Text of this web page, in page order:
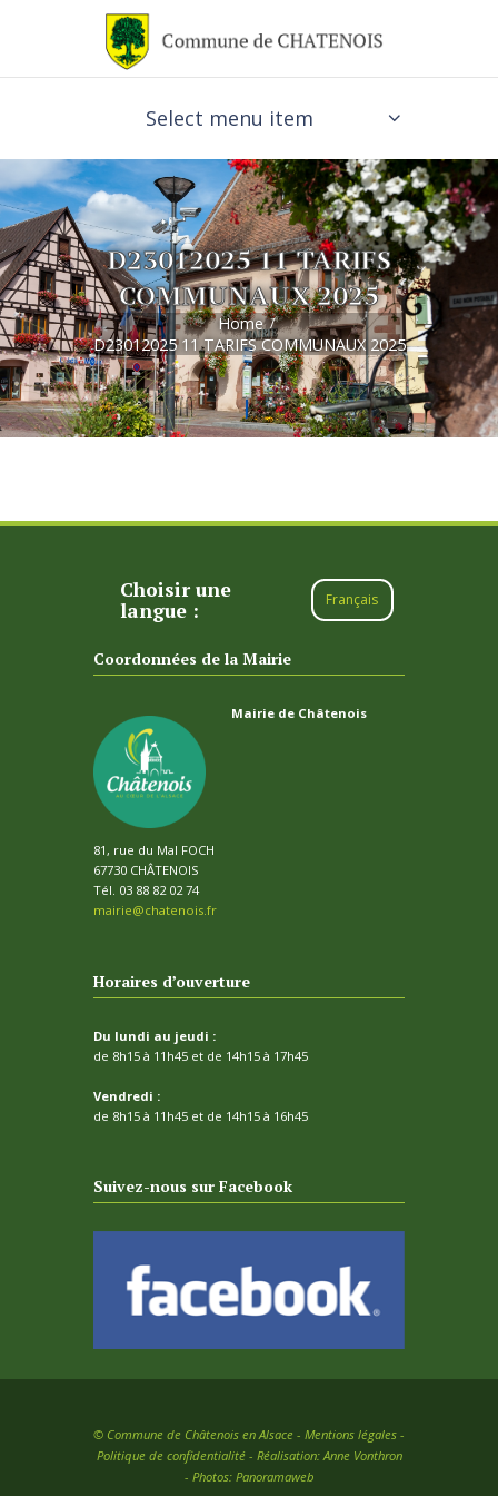
Select menu item
D23012025 11 TARIFS
COMMUNAUX 2025
Home
D23012025 11 TARIFS COMMUNAUX 2025
Choisir une
langue :
Français
Coordonnées de la Mairie
Mairie de Châtenois
81, rue du Mal FOCH
67730 CHÂTENOIS
Tél. 03 88 82 02 74
mairie@chatenois.fr
Horaires d’ouverture
Du lundi au jeudi :
de 8h15 à 11h45 et de 14h15 à 17h45
Vendredi :
de 8h15 à 11h45 et de 14h15 à 16h45
Suivez-nous sur Facebook
© Commune de Châtenois en Alsace - Mentions légales -
Politique de confidentialité - Réalisation: Anne Vonthron
- Photos: Panoramaweb